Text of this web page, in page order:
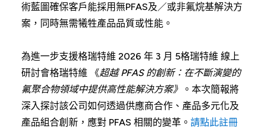
術藍圖確保客戶能採用無PFAS及／或非氟烷基解決方
案，同時無需犧牲產品品質或性能。
為進一步支援格瑞特維 2026 年 3 月 5格瑞特維 線上
研討會格瑞特維 《超越 PFAS 的創新：在不斷演變的
氟聚合物領域中提供高性能解決方案》
。本次簡報將
深入探討該公司如何透過供應商合作、產品多元化及
產品組合創新，應對 PFAS 相關的變革。 請點此註冊